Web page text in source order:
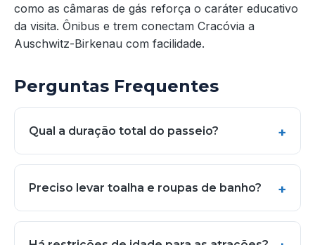
como as câmaras de gás reforça o caráter educativo
da visita. Ônibus e trem conectam Cracóvia a
Auschwitz-Birkenau com facilidade.
Perguntas Frequentes
Qual a duração total do passeio?
Preciso levar toalha e roupas de banho?